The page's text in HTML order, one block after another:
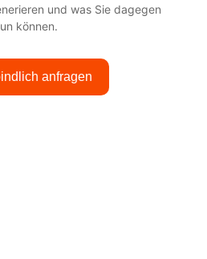
und was Sie dagegen
können.
anfragen